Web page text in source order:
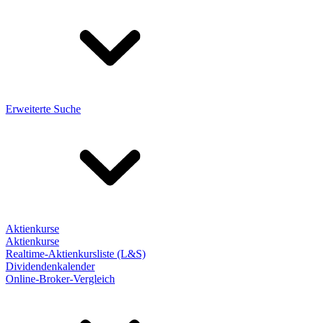
Erweiterte Suche
Aktienkurse
Aktienkurse
Realtime-Aktienkursliste (L&S)
Dividendenkalender
Online-Broker-Vergleich